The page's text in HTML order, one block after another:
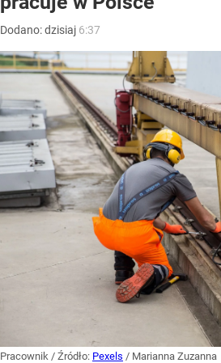
Dodano:dzisiaj 6:37
Pracownik / Źródło: Pexels / Marianna Zuzanna